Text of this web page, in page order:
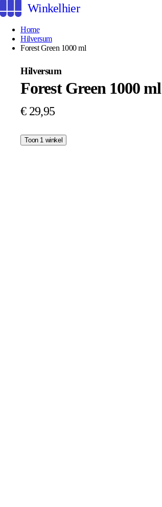
Winkelhier
Home
Hilversum
Forest Green 1000 ml
Hilversum
Forest Green 1000 ml
€ 29,95
Toon 1 winkel